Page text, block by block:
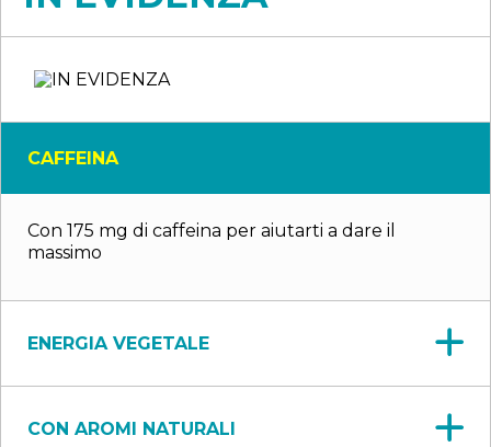
CAFFEINA
Con 175 mg di caffeina per aiutarti a dare il
massimo
ENERGIA VEGETALE
CON AROMI NATURALI